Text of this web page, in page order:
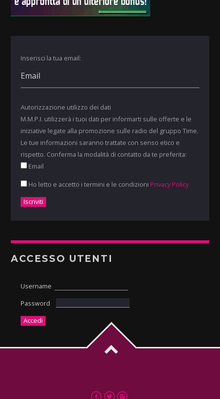
Inserisci la tua email:
Autorizzazione utilizzo dei dati
M.M.P.I. utilizzerà i tuoi dati per informarti sulle offerte e le
iniziative legate alla promozione sulle radio del gruppo Time.
Le tue informazioni saranno trattate con senso etico e
rispetto. Conferma la modalità di contatto da te preferita:
Email
Ho letto e accetto i termini e le condizioni Privacy Policy
ACCESSO UTENTI
Username
Password